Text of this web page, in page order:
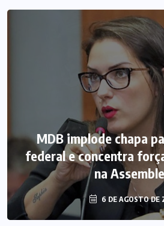
MDB implode chapa
federal e concentra
na
6 DE AGOSTO DE